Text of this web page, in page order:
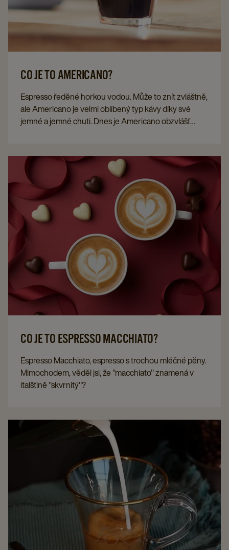
CO JE TO AMERICANO?
Espresso ředěné horkou vodou. Může to znít zvláštně,
ale Americano je velmi oblíbený typ kávy díky své
jemné a jemné chuti. Dnes je Americano obzvlášť
rozdíl mezi Americanem a Lungem?
CO JE TO ESPRESSO MACCHIATO?
Espresso Macchiato, espresso s trochou mléčné pěny.
Mimochodem, věděl jsi, že "macchiato" znamená v
italštině "skvrnitý"?